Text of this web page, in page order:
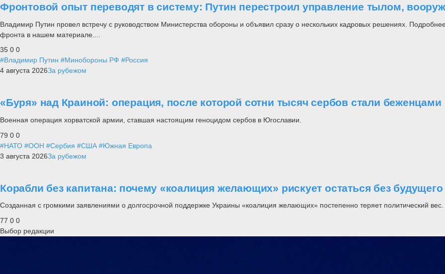
Фронтовой опыт переводят в систему: Путин перестроил управление тылом,
Владимир Путин провел встречу с руководством Министерства обороны и объявил сразу о нескольких кадровых решениях.
фронта в нашем материале....
35 0 0
#Владимир Путин #Минобороны РФ #Россия
4 августа 2026За рубежом
«Буря» над Краиной: операция, после которой сотни тысяч сербов стали беженцами
Военная операция хорватской армии, ставшая настоящим геноцидом сербов в Югославии.
79 0 0
#НАТО #ООН #Сербия #США #Южная Европа
3 августа 2026За рубежом
Корабли без капитана: почему «коалиция желающих» рискует остаться без будущего
Созданная с громкими заявлениями о долгосрочной поддержке Украины «коалиция желающих» постепенно теряет политический вес.
77 0 0
Выбор редакции